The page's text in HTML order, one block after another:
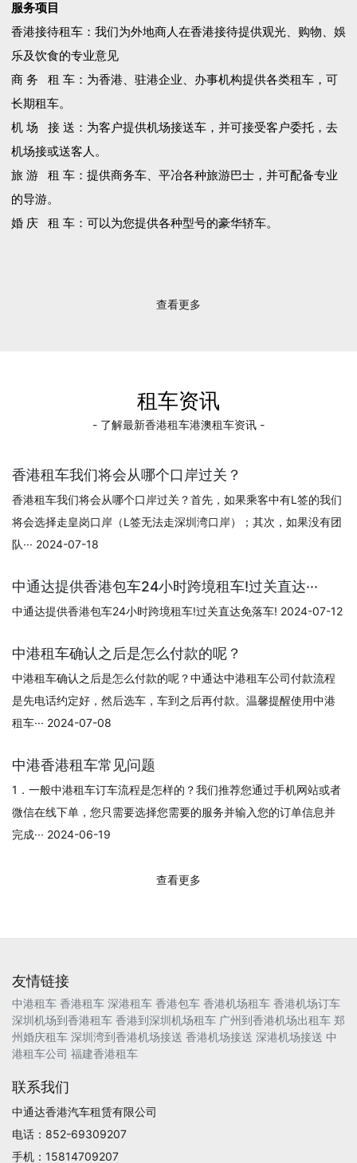
服务项目
香港接待租车：我们为外地商人在香港接待提供观光、购物、娛
乐及饮食的专业意见
商 务 租 车：为香港、驻港企业、办事机构提供各类租车，可
长期租车。
机 场 接 送：为客户提供机场接送车，并可接受客户委托，去
机场接或送客人。
旅 游 租 车：提供商务车、平冶各种旅游巴士，并可配备专业
的导游。
婚 庆 租 车：可以为您提供各种型号的豪华轿车。
查看更多
租车资讯
- 了解最新香港租车港澳租车资讯 -
香港租车我们将会从哪个口岸过关？
香港租车我们将会从哪个口岸过关？首先，如果乘客中有L签的我们
将会选择走皇岗口岸（L签无法走深圳湾口岸）；其次，如果没有团
队··· 2024-07-18
中通达提供香港包车24小时跨境租车!过关直达···
中通达提供香港包车24小时跨境租车!过关直达免落车! 2024-07-12
中港租车确认之后是怎么付款的呢？
中港租车确认之后是怎么付款的呢？中通达中港租车公司付款流程
是先电话约定好，然后选车，车到之后再付款。温馨提醒使用中港
租车··· 2024-07-08
中港香港租车常见问题
1．一般中港租车订车流程是怎样的？我们推荐您通过手机网站或者
微信在线下单，您只需要选择您需要的服务并输入您的订单信息并
完成··· 2024-06-19
查看更多
友情链接
中港租车 香港租车 深港租车 香港包车 香港机场租车 香港机场订车
深圳机场到香港租车 香港到深圳机场租车 广州到香港机场出租车 郑
州婚庆租车 深圳湾到香港机场接送 香港机场接送 深港机场接送 中
港租车公司 福建香港租车
联系我们
中通达香港汽车租赁有限公司
电话：852-69309207
手机：15814709207